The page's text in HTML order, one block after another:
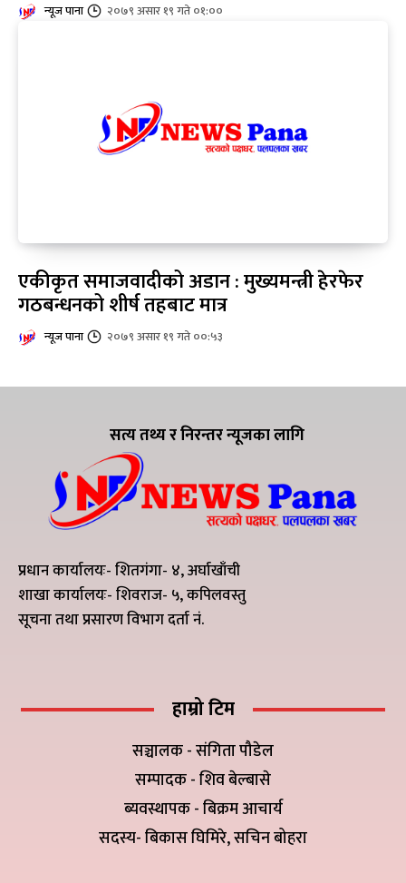
न्यूज पाना २०७९ असार १९ गते ०१:००
एकीकृत समाजवादीको अडान : मुख्यमन्त्री हेरफेर
गठबन्धनको शीर्ष तहबाट मात्र
न्यूज पाना २०७९ असार १९ गते ००:५३
सत्य तथ्य र निरन्तर न्यूजका लागि
प्रधान कार्यालयः- शितगंगा- ४, अर्घाखाँची
शाखा कार्यालयः- शिवराज- ५, कपिलवस्तु
सूचना तथा प्रसारण विभाग दर्ता नं.
हाम्रो टिम
सञ्चालक - संगिता पौडेल
सम्पादक - शिव बेल्बासे
ब्यवस्थापक - बिक्रम आचार्य
सदस्य- बिकास घिमिरे, सचिन बोहरा